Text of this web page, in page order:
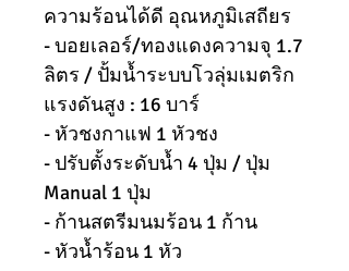
ความร้อนได้ดี อุณหภูมิเสถียร
- บอยเลอร์/ทองแดงความจุ 1.7
ลิตร / ปั้มน้ำระบบโวลุ่มเมตริก
แรงดันสูง : 16 บาร์
- หัวชงกาแฟ 1 หัวชง
- ปรับตั้งระดับน้ำ 4 ปุ่ม / ปุ่ม
Manual 1 ปุ่ม
- ก้านสตรีมนมร้อน 1 ก้าน
- หัวน้ำร้อน 1 หัว